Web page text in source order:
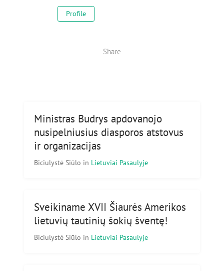
Profile
Share
Ministras Budrys apdovanojo
nusipelniusius diasporos atstovus
ir organizacijas
Biciulystė Siūlo in Lietuviai Pasaulyje
Sveikiname XVII Šiaurės Amerikos
lietuvių tautinių šokių šventę!
Biciulystė Siūlo in Lietuviai Pasaulyje